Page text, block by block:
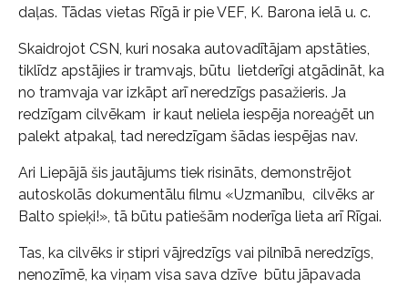
daļas. Tādas vietas Rīgā ir pie VEF, K. Barona ielā u. c.
Skaidrojot CSN, kuri nosaka autovadītājam apstāties,
tiklīdz apstājies ir tramvajs, būtu lietderīgi atgādināt, ka
no tramvaja var izkāpt arī neredzīgs pasažieris. Ja
redzīgam cilvēkam ir kaut neliela iespēja noreaģēt un
palekt atpakaļ, tad neredzīgam šādas iespējas nav.
Ari Liepājā šis jautājums tiek risināts, demonstrējot
autoskolās dokumentālu filmu «Uzmanību, cilvēks ar
Balto spieķi!», tā būtu patiešām noderīga lieta arī Rīgai.
Tas, ka cilvēks ir stipri vājredzīgs vai pilnībā neredzīgs,
nenozīmē, ka viņam visa sava dzīve būtu jāpavada